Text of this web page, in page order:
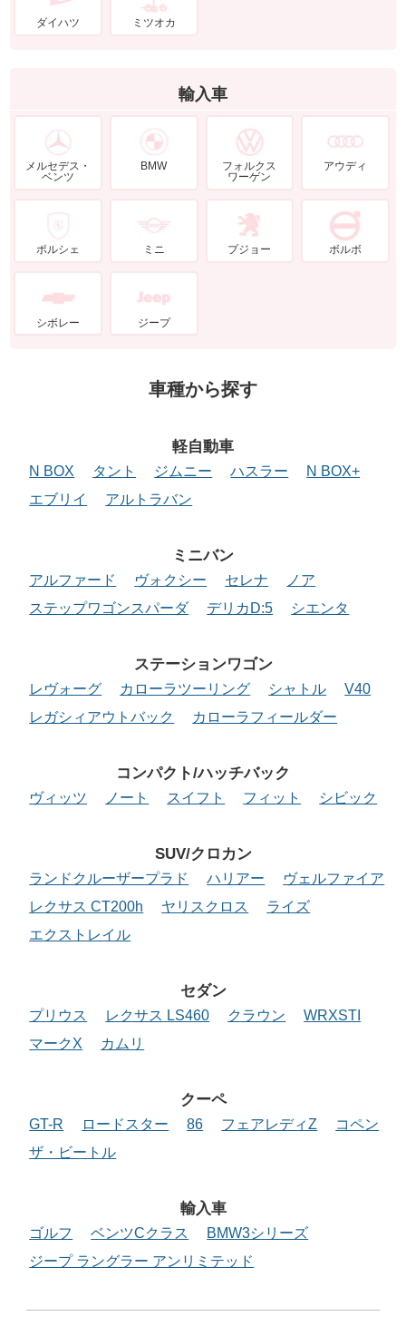
ダイハツ ミツオカ
輸入車
メルセデス・
ベンツ
BMW
フォルクス
ワーゲン
アウディ
ポルシェ ミニ プジョー ボルボ
シボレー ジープ
車種から探す
軽自動車
N BOX タント ジムニー ハスラー
N BOX+
エブリイ
アルトラバン
ミニバン
アルファード ヴォクシー セレナ
ノア
ステップワゴンスパーダ
デリカD:5 シエンタ
ステーションワゴン
レヴォーグ カローラツーリング シャトル
V40
レガシィアウトバック
カローラフィールダー
コンパクト/ハッチバック
ヴィッツ ノート スイフト フィット シビック
SUV/クロカン
ランドクルーザープラド ハリアー
ヴェルファイア
レクサス CT200h
ヤリスクロス
ライズ
エクストレイル
セダン
プリウス レクサス LS460 クラウン
WRXSTI
マークX
カムリ
クーペ
GT-R ロードスター 86 フェアレディZ
コペン
ザ・ビートル
輸入車
ゴルフ ベンツCクラス
BMW3シリーズ
ジープ ラングラー アンリミテッド